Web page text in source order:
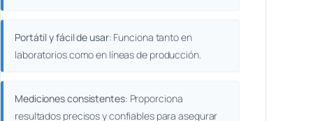
Portátil y fácil de usar: Funciona tanto en
laboratorios como en líneas de producción.
Mediciones consistentes: Proporciona
resultados precisos y confiables para asegurar